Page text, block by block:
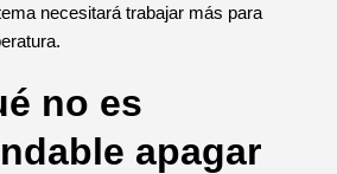
necesitará trabajar más para
no es
apagar